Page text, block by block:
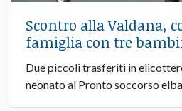
Scontro alla Valdana,
famiglia con tre
Due piccoli trasferiti in
neonato al Pronto soccorso